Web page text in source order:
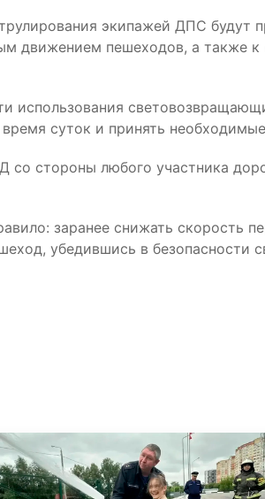
экипажей ДПС будут
движением пешеходов, а также
суток и принять
стороны любого участника
заранее снижать скорость
убедившись в безопасности